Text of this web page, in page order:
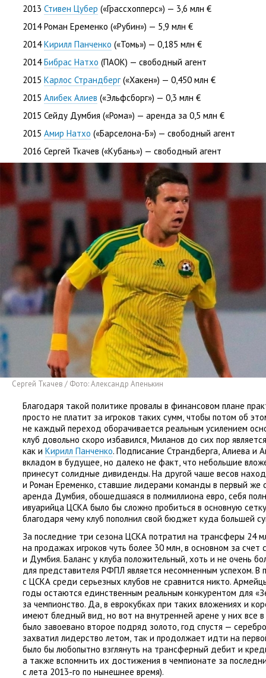
2013 Стивен Цубер («Грассхопперс») — 3,6 млн €
2014 Роман Еременко («Рубин») — 5,9 млн €
2014Кирилл Панченко («Томь») — 0,185 млн €
2014Бибрас Натхо (ПАОК) — свободный агент
2015 Карлос Страндберг («Хакен») — 0,450 млн €
2015 Алибек Алиев («Эльфсборг») — 0,3 млн €
2015 Сейду Думбия («Рома») — аренда за 0,5 млн €
2015 Амир Натхо («Барселона-Б») — свободный агент
2016 Сергей Ткачев («Кубань») — свободный агент
Сергей Ткачев / Фото: Александр Апенькин
Благодаря такой политике провалы в финансовом плане
просто не платит за игроков таких сумм, чтобы потом об
не каждый переход оборачивается реальным усилением
клуб довольно скоро избавился, Миланов до сих пор
как и Кирилл Панченко. Подписание Страндберга, Алиева и
вкладом в будущее, но далеко не факт, что небольшие
принесут солидные дивиденды. На другой чаше весов
и Роман Еременко, ставшие лидерами команды в первый же
аренда Думбия, обошедшаяся в полмиллиона евро, себя
ивуарийца ЦСКА было бы сложно пробиться в основную
благодаря чему клуб пополнил свой бюджет куда большей
За последние три сезона ЦСКА потратил на трансферы 24
на продажах игроков чуть более 30 млн, в основном за счет
и Думбия. Баланс у клуба положительный, хоть и не очень
для представителя РФПЛ является несомненным успехом. В
с ЦСКА среди серьезных клубов не сравнится никто.
годы остаются единственным реальным конкурентом для «
за чемпионство. Да, в еврокубках при таких вложениях и
имеют бледный вид, но вот на внутренней арене у них все
было завоевано второе подряд золото, год спустя — серебро
захватил лидерство летом, так и продолжает идти на
было бы любопытно взглянуть на трансферный дебит и
а также вспомнить их достижения в чемпионате за
с лета 2013-го по нынешнее время).